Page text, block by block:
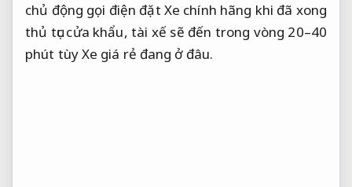
chủ động gọi điện đặt Xe chính hãng khi đã xong
thủ tục cửa khẩu, tài xế sẽ đến trong vòng 20–40
phút tùy Xe giá rẻ đang ở đâu.